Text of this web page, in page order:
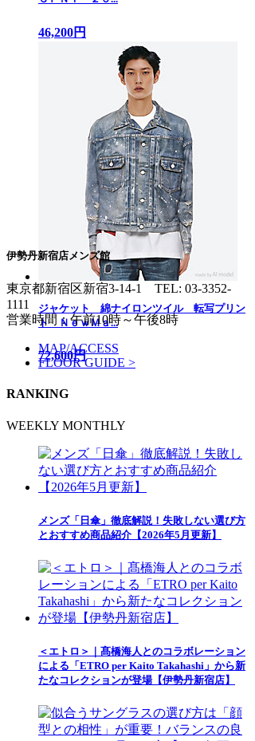
46,200円
ジャケット 綿ナイロンツイル 転写プリン
ト ＮｅｗＭａ...
72,600円
伊勢丹新宿店メンズ館
東京都新宿区新宿3-14-1 TEL: 03-3352-
1111
営業時間：午前10時～午後8時
MAP/ACCESS
FLOOR GUIDE >
RANKING
WEEKLY MONTHLY
メンズ「日傘」徹底解説！失敗しない選び方
とおすすめ商品紹介【2026年5月更新】
＜エトロ＞｜髙橋海人とのコラボレーション
による「ETRO per Kaito Takahashi」から新
たなコレクションが登場【伊勢丹新宿店】